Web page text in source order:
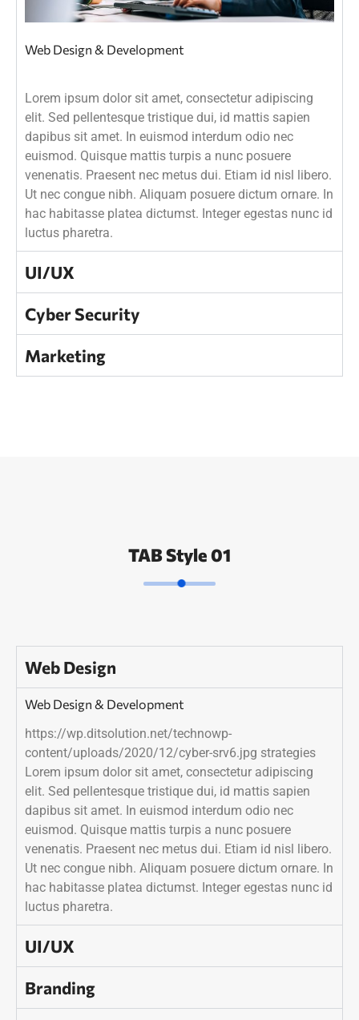
Web Design & Development
Lorem ipsum dolor sit amet, consectetur adipiscing
elit. Sed pellentesque tristique dui, id mattis sapien
dapibus sit amet. In euismod interdum odio nec
euismod. Quisque mattis turpis a nunc posuere
venenatis. Praesent nec metus dui. Etiam id nisl libero.
Ut nec congue nibh. Aliquam posuere dictum ornare. In
hac habitasse platea dictumst. Integer egestas nunc id
luctus pharetra.
UI/UX
Cyber Security
Marketing
TAB Style 01
Web Design
Web Design & Development
https://wp.ditsolution.net/technowp-
content/uploads/2020/12/cyber-srv6.jpg strategies
Lorem ipsum dolor sit amet, consectetur adipiscing
elit. Sed pellentesque tristique dui, id mattis sapien
dapibus sit amet. In euismod interdum odio nec
euismod. Quisque mattis turpis a nunc posuere
venenatis. Praesent nec metus dui. Etiam id nisl libero.
Ut nec congue nibh. Aliquam posuere dictum ornare. In
hac habitasse platea dictumst. Integer egestas nunc id
luctus pharetra.
UI/UX
Branding